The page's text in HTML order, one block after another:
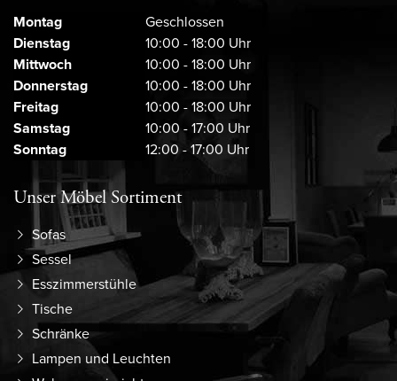
Montag
Geschlossen
Dienstag
10:00 - 18:00 Uhr
Mittwoch
10:00 - 18:00 Uhr
Donnerstag
10:00 - 18:00 Uhr
Freitag
10:00 - 18:00 Uhr
Samstag
10:00 - 17:00 Uhr
Sonntag
12:00 - 17:00 Uhr
Unser Möbel Sortiment
Sofas
Sessel
Esszimmerstühle
Tische
Schränke
Lampen und Leuchten